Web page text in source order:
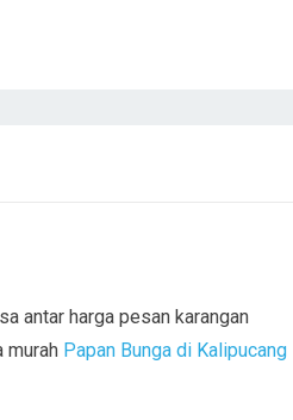
antar harga pesan karangan
murah Papan Bunga di Kalipucang